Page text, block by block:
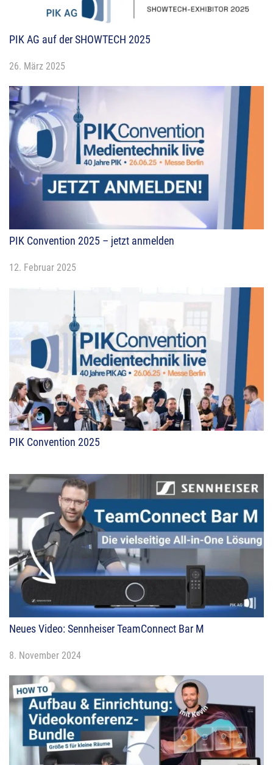
PIK AG auf der SHOWTECH 2025
26. März 2025
PIK Convention 2025 – jetzt anmelden
12. Februar 2025
PIK Convention 2025
Neues Video: Sennheiser TeamConnect Bar M
8. November 2024